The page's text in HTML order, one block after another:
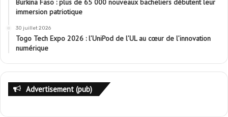
Burkina Faso : plus de 65 000 nouveaux bacheliers débutent leur
immersion patriotique
30 juillet 2026
Togo Tech Expo 2026 : l’UniPod de l’UL au cœur de l’innovation
numérique
Advertisement (pub)